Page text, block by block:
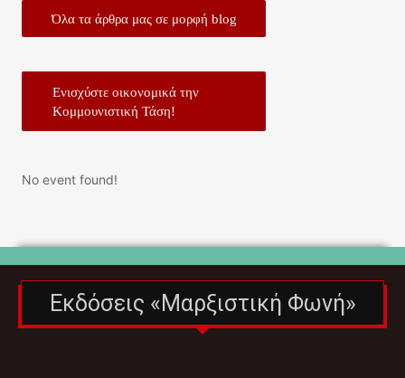
Όλα τα άρθρα μας σε μορφή blog
Ενισχύστε οικονομικά την
Κομμουνιστική Τάση!
No event found!
Εκδόσεις «Μαρξιστική Φωνή»